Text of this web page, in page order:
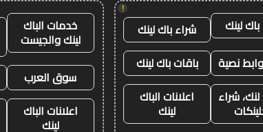
!
لينك
شراء باك لينك
نصية
باقات باك لينك
شراء
اعلانات الباك
لينك
خدمات الباك
لينك والجيست
سوق العرب
اعلانات الباك
لينك